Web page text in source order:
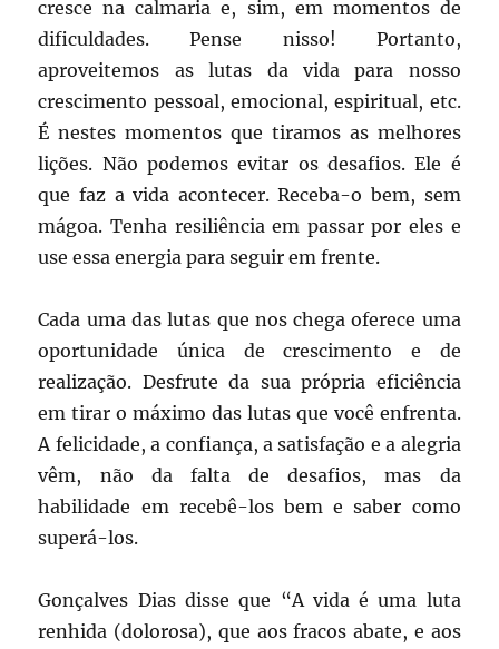
cresce na calmaria e, sim, em momentos de
dificuldades. Pense nisso! Portanto,
aproveitemos as lutas da vida para nosso
crescimento pessoal, emocional, espiritual, etc.
É nestes momentos que tiramos as melhores
lições. Não podemos evitar os desafios. Ele é
que faz a vida acontecer. Receba-o bem, sem
mágoa. Tenha resiliência em passar por eles e
use essa energia para seguir em frente.
Cada uma das lutas que nos chega oferece uma
oportunidade única de crescimento e de
realização. Desfrute da sua própria eficiência
em tirar o máximo das lutas que você enfrenta.
A felicidade, a confiança, a satisfação e a alegria
vêm, não da falta de desafios, mas da
habilidade em recebê-los bem e saber como
superá-los.
Gonçalves Dias disse que “A vida é uma luta
renhida (dolorosa), que aos fracos abate, e aos